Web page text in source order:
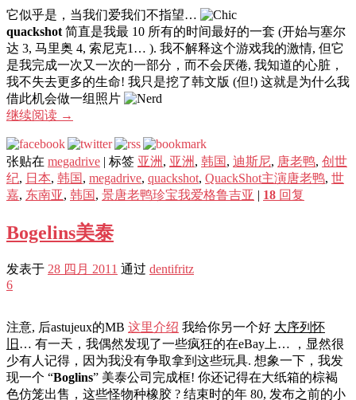
它似乎是，当我们爱我们​​不指望…
quackshot 简直是我最 10 所有的时间最好的一套 (开始与塞尔
达 3, 马里奥 4, 索尼克1… ). 我不解释这个游戏我的激情, 但它
是我完成一次又一次的一部分，而不会厌倦, 我知道的心脏，
我不失去更多的生命! 我只是挖了韩文版 (但!) 这就是为什么我
借此机会做一组照片
继续阅读 →
张贴在 megadrive | 标签 亚洲 , 亚洲 , 韩国 , 迪斯尼, 唐老鸭, 创世
纪, 日本, 韩国 , megadrive, quackshot, QuackShot主演唐老鸭, 世
嘉, 东南亚, 韩国 , 景唐老鸭珍宝我爱格鲁吉亚 | 18 回复
Bogelins美泰
发表于 28 四月 2011 通过 dentifritz
6
注意, 后astujeux的MB 这里介绍 我给你另一个好 大序列怀
旧 … 有一天，我偶然发现了一些疯狂的在eBay上… ，显然很
少有人记得，因为我没有争取拿到这些玩具. 想象一下，我发
现一个 “Boglins” 美泰公司完成框! 你还记得在大纸箱的棕褐
色仿笼出售，这些怪物种橡胶 ? 结束时的年 80, 发布之前的小